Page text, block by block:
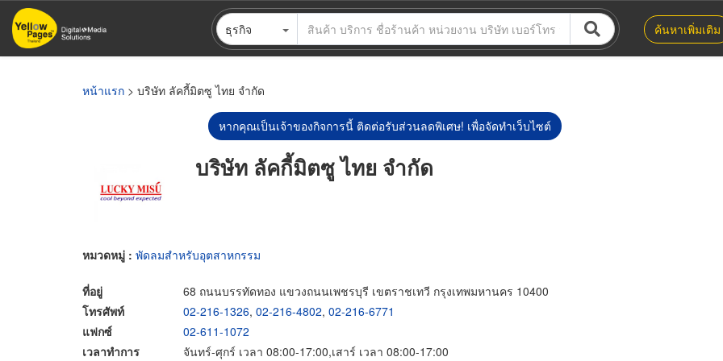
ข้าม
ไป
ธุรกิจ ค้นหาเพิ่มเติม
หน้าแรก > บริษัท ลัคกี้มิตซู ไทย จำกัด
หากคุณเป็นเจ้าของกิจการนี้ ติดต่อรับส่วนลดพิเศษ! เพื่อจัดทำเว็บไซต์
บริษัท ลัคกี้มิตซู ไทย จำกัด
หมวดหมู่ : พัดลมสำหรับอุตสาหกรรม
ที่อยู่
68 ถนนบรรทัดทอง แขวงถนนเพชรบุรี เขตราชเทวี กรุงเทพมหานคร 10400
โทรศัพท์
02-216-1326, 02-216-4802, 02-216-6771
แฟกซ์
02-611-1072
เวลาทำการ
จันทร์-ศุกร์ เวลา 08:00-17:00,เสาร์ เวลา 08:00-17:00